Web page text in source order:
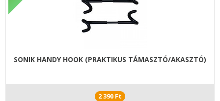
SONIK HANDY HOOK (PRAKTIKUS TÁMASZTÓ/AKASZTÓ)
2 390 Ft